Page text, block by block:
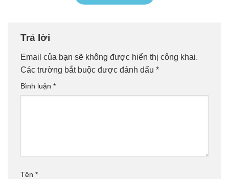
Trả lời
Email của bạn sẽ không được hiển thị công khai.
Các trường bắt buộc được đánh dấu *
Bình luận *
Tên *